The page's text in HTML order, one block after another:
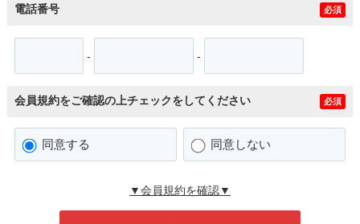
電話番号 必須
- -
会員規約をご確認の上チェックをしてください 必須
同意する 同意しない
▼会員規約を確認▼